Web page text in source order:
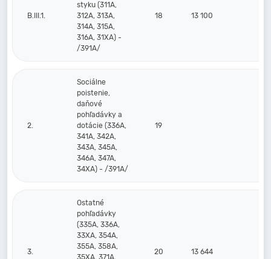
B.III.1.
styku (311A,
312A, 313A,
314A, 315A,
316A, 31XA) -
/391A/
18 13 100
2.
Sociálne
poistenie,
daňové
pohľadávky a
dotácie (336A,
341A, 342A,
343A, 345A,
346A, 347A,
34XA) - /391A/
19
3.
Ostatné
pohľadávky
(335A, 336A,
33XA, 354A,
355A, 358A,
35XA, 371A,
20 13 644